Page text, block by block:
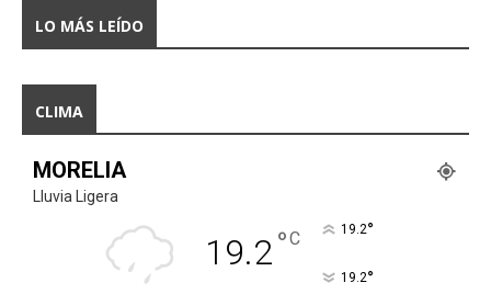
LO MÁS LEÍDO
CLIMA
MORELIA
Lluvia Ligera
19.2°C 19.2°
19.2°